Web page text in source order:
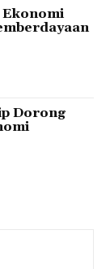
Ekonomi
Dorong